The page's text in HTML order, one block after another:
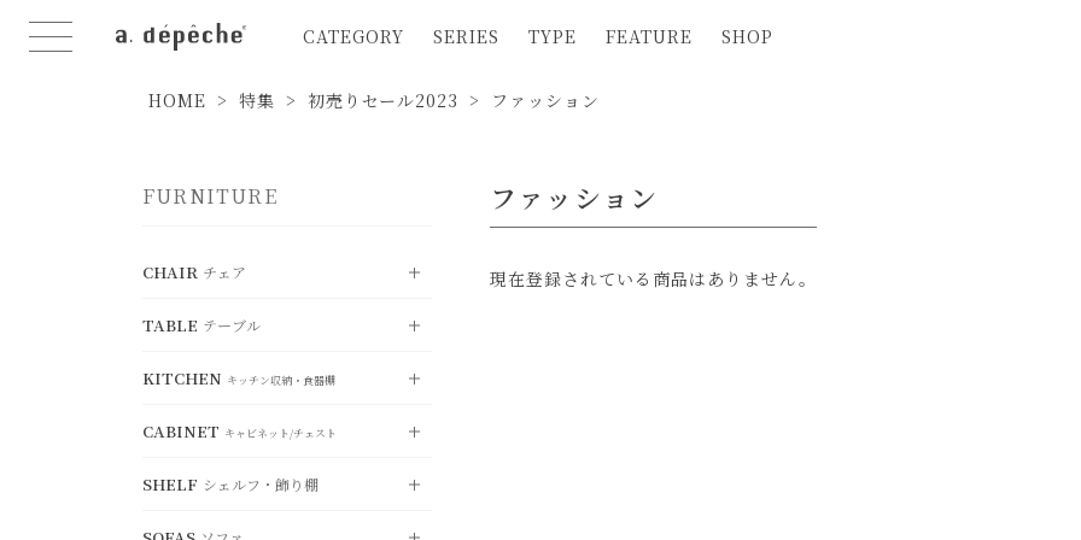
CATEGORY SERIES TYPE FEATURE SHOP
HOME 特集 初売りセール2023 ファッション
FURNITURE
CHAIR チェア
VIEW ALL すべて見る
DINING CHAIR ダイニングチェア
STOOL スツール
COUNTER CHAIR カウンターチェア
FOLDING CHAIR
TABLE テーブル
VIEW ALL すべて見る
DINING TABLE ダイニングテーブル
LIVING TABLE リビングテーブル
SIDE TABLE
KITCHEN キッチン収納・食器棚
VIEW ALL すべて見る
KITCHEN BOARD キッチンボード
CABINET キャビネット/チェスト
VIEW ALL すべて見る
SHELF シェルフ・飾り棚
ファッション
現在登録されている商品はありません。